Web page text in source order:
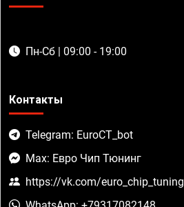
Пн-Сб | 09:00 - 19:00
Контакты
Telegram: EuroCT_bot
Max: Евро Чип Тюнинг
https://vk.com/euro_chip_tuning